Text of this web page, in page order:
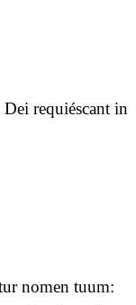
requiéscant in
nomen tuum: